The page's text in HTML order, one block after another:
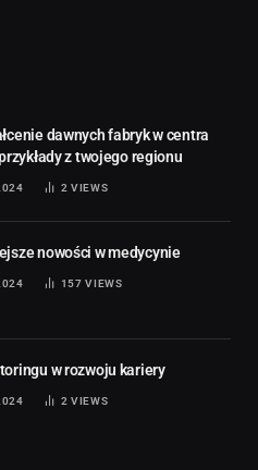
dawnych fabryk w centra
z twojego regionu
2 VIEWS
nowości w medycynie
157VIEWS
w rozwoju kariery
2 VIEWS